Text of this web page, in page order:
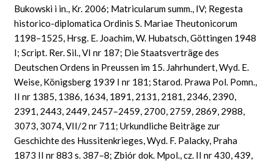
Bukowski i in., Kr. 2006; Matricularum summ., IV; Regesta
historico-diplomatica Ordinis S. Mariae Theutonicorum
1198–1525, Hrsg. E. Joachim, W. Hubatsch, Göttingen 1948
I; Script. Rer. Sil., VI nr 187; Die Staatsverträge des
Deutschen Ordens in Preussen im 15. Jahrhundert, Wyd. E.
Weise, Königsberg 1939 I nr 181; Starod. Prawa Pol. Pomn.,
II nr 1385, 1386, 1634, 1891, 2131, 2181, 2346, 2390,
2391, 2443, 2449, 2457–2459, 2700, 2759, 2869, 2988,
3073, 3074, VII/2 nr 711; Urkundliche Beiträge zur
Geschichte des Hussitenkrieges, Wyd. F. Palacky, Praha
1873 II nr 883 s. 387–8; Zbiór dok. Mpol., cz. II nr 430, 439,